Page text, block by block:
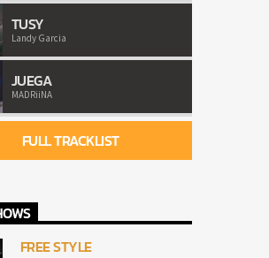
TUSY
Landy Garcia
JUEGA
MADRiiNA
FULL TRACKLIST
FREE STYLE